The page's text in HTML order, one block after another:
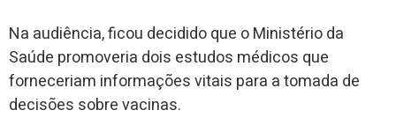
Na audiência, ficou decidido que o Ministério da
Saúde promoveria dois estudos médicos que
forneceriam informações vitais para a tomada de
decisões sobre vacinas.